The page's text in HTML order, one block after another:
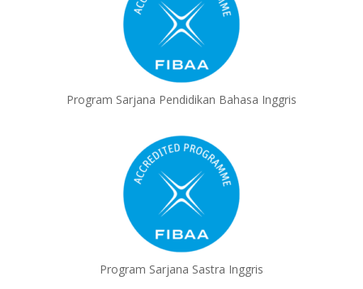
Program Sarjana Pendidikan Bahasa Inggris
Program Sarjana Sastra Inggris